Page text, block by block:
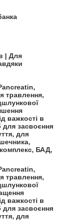
| Для
травлення,
важкості в
для засвоєння
для
БАД,
травлення,
важкості в
для засвоєння
для